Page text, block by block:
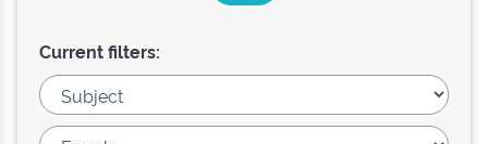
Current filters: